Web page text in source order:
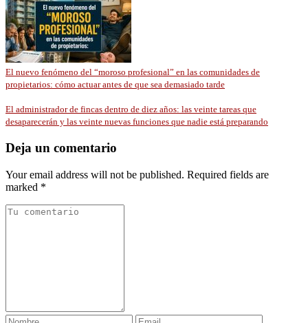
El nuevo fenómeno del “moroso profesional” en las comunidades de
propietarios: cómo actuar antes de que sea demasiado tarde
El administrador de fincas dentro de diez años: las veinte tareas que
desaparecerán y las veinte nuevas funciones que nadie está preparando
Deja un comentario
Your email address will not be published. Required fields are
marked *